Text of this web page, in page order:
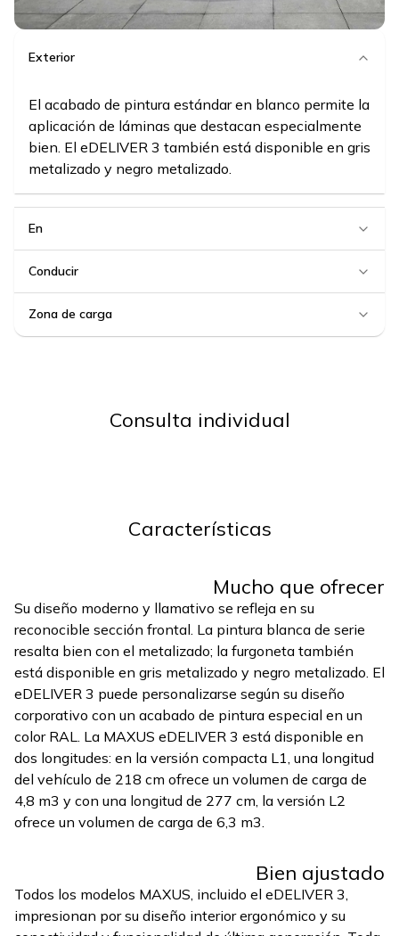
Exterior
El acabado de pintura estándar en blanco permite la
aplicación de láminas que destacan especialmente
bien. El eDELIVER 3 también está disponible en gris
metalizado y negro metalizado.
En
Conducir
Zona de carga
Consulta individual
Características
Mucho que ofrecer
Su diseño moderno y llamativo se refleja en su
reconocible sección frontal. La pintura blanca de serie
resalta bien con el metalizado; la furgoneta también
está disponible en gris metalizado y negro metalizado. El
eDELIVER 3 puede personalizarse según su diseño
corporativo con un acabado de pintura especial en un
color RAL. La MAXUS eDELIVER 3 está disponible en
dos longitudes: en la versión compacta L1, una longitud
del vehículo de 218 cm ofrece un volumen de carga de
4,8 m3 y con una longitud de 277 cm, la versión L2
ofrece un volumen de carga de 6,3 m3.
Bien ajustado
Todos los modelos MAXUS, incluido el eDELIVER 3,
impresionan por su diseño interior ergonómico y su